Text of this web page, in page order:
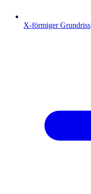
X-förmiger Grundriss